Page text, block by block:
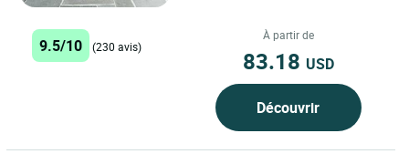
l’hôtel restaurant...
9.5/10 (230 avis)
À partir de
83.18 USD
Découvrir